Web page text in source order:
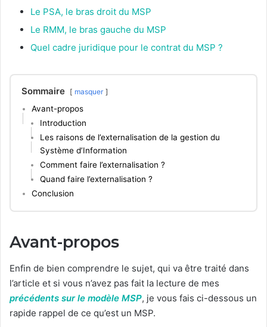
Le PSA, le bras droit du MSP
Le RMM, le bras gauche du MSP
Quel cadre juridique pour le contrat du MSP ?
Sommaire masquer
Avant-propos
Introduction
Les raisons de l’externalisation de la gestion du
Système d’Information
Comment faire l’externalisation ?
Quand faire l’externalisation ?
Conclusion
Avant-propos
Enfin de bien comprendre le sujet, qui va être traité dans
l’article et si vous n’avez pas fait la lecture de mes
précédents sur le modèle MSP, je vous fais ci-dessous un
rapide rappel de ce qu’est un MSP.